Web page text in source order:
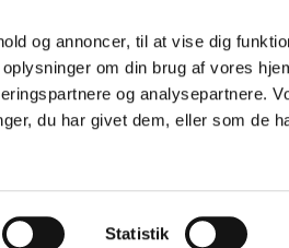
og annoncer, til at vise dig
om din brug af vores
og analysepartnere.
du har givet dem, eller som de
Statistik
Kastrup Kirke
Kastruplundgade 3-7, 2770 Kastrup
32 50 09 72
kastrup.sogntaarnby@km.dk